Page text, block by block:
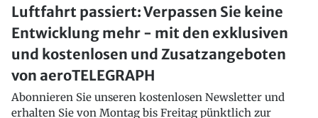
Luftfahrt passiert: Verpassen Sie keine
Entwicklung mehr - mit den exklusiven
und kostenlosen und Zusatzangeboten
von aeroTELEGRAPH
Abonnieren Sie unseren kostenlosen Newsletter und
erhalten Sie von Montag bis Freitag pünktlich zur